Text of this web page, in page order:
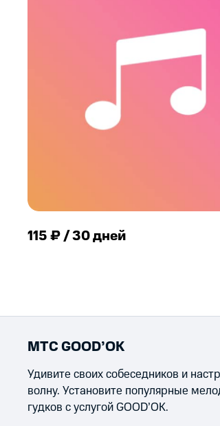
115 ₽ / 30 дней
МТС GOOD’OK
Удивите своих собеседников и
волну. Установите популярные
гудков с услугой GOOD’OK.